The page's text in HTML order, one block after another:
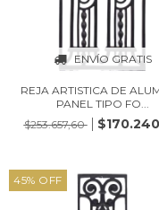
ENVÍO GRATIS
REJA ARTISTICA DE
PANEL TIPO FO...
$253.657,60
45% OFF